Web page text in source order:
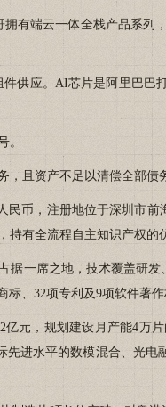
端云一体全栈产品系列
应。AI芯片是阿里巴巴
。
资产不足以清偿全部债
币，注册地位于深圳市前
有全流程自主知识产权的
一席之地，技术覆盖研发
、32项专利及9项软件著作
，规划建设月产能4万片
进水平的数模混合、光